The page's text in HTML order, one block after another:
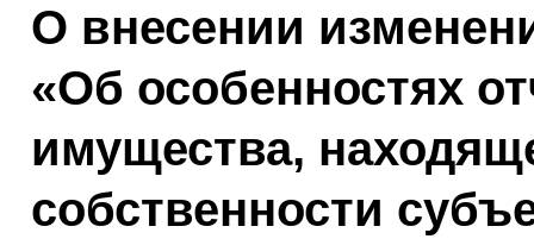
О внесении
«Об особенностях
имущества,
собственности